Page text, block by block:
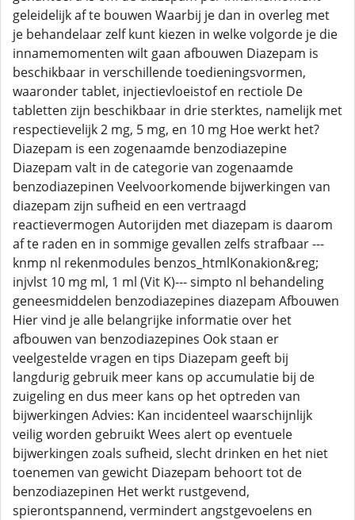
geleidelijk af te bouwen Waarbij je dan in overleg met
je behandelaar zelf kunt kiezen in welke volgorde je die
innamemomenten wilt gaan afbouwen Diazepam is
beschikbaar in verschillende toedieningsvormen,
waaronder tablet, injectievloeistof en rectiole De
tabletten zijn beschikbaar in drie sterktes, namelijk met
respectievelijk 2 mg, 5 mg, en 10 mg Hoe werkt het?
Diazepam is een zogenaamde benzodiazepine
Diazepam valt in de categorie van zogenaamde
benzodiazepinen Veelvoorkomende bijwerkingen van
diazepam zijn sufheid en een vertraagd
reactievermogen Autorijden met diazepam is daarom
af te raden en in sommige gevallen zelfs strafbaar ---
knmp nl rekenmodules benzos_htmlKonakion&reg;
injvlst 10 mg ml, 1 ml (Vit K)--- simpto nl behandeling
geneesmiddelen benzodiazepines diazepam Afbouwen
Hier vind je alle belangrijke informatie over het
afbouwen van benzodiazepines Ook staan er
veelgestelde vragen en tips Diazepam geeft bij
langdurig gebruik meer kans op accumulatie bij de
zuigeling en dus meer kans op het optreden van
bijwerkingen Advies: Kan incidenteel waarschijnlijk
veilig worden gebruikt Wees alert op eventuele
bijwerkingen zoals sufheid, slecht drinken en het niet
toenemen van gewicht Diazepam behoort tot de
benzodiazepinen Het werkt rustgevend,
spierontspannend, vermindert angstgevoelens en